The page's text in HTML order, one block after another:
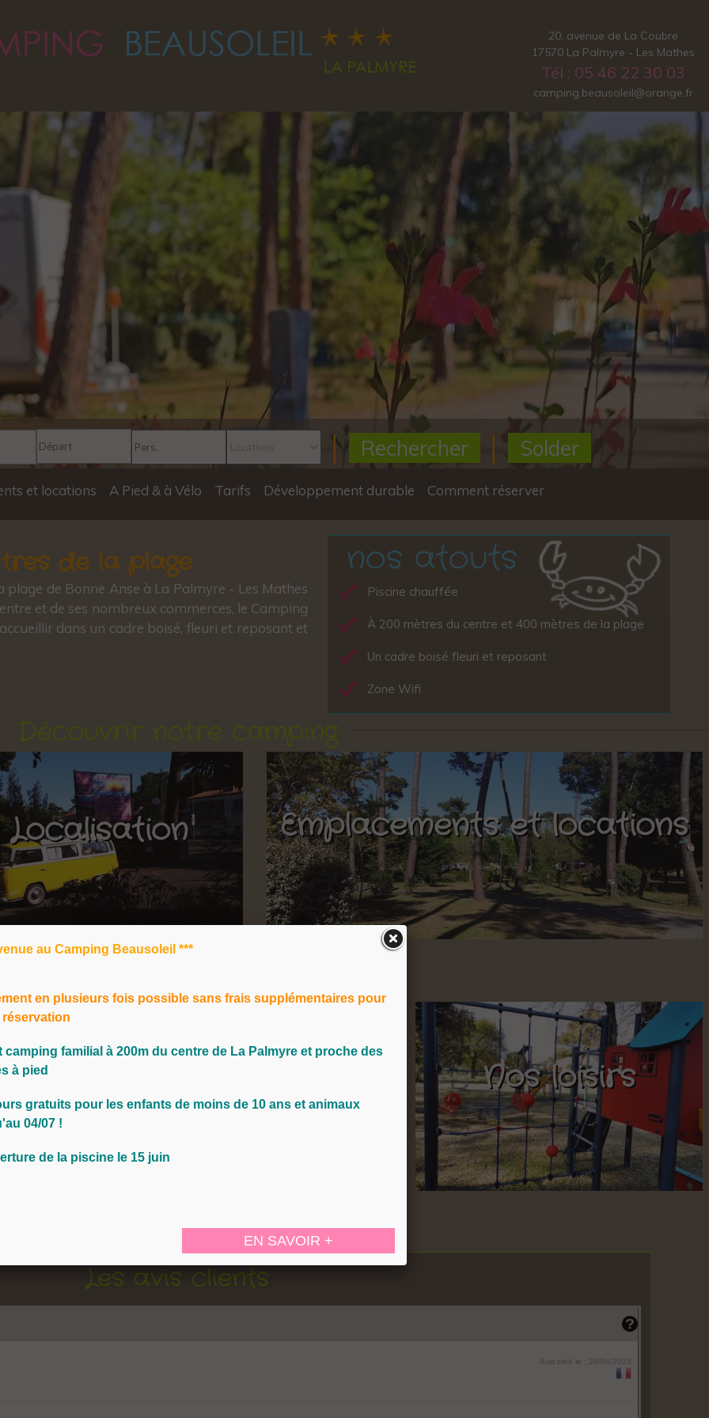
Rechercher Solder
20, avenue de La Coubre
17570 La Palmyre - Les Mathes
Tél : 05 46 22 30 03
camping.beausoleil@orange.fr
et locations A Pied & à Vélo Tarifs Développement durable Comment réserver
de la plage
de Bonne Anse à La Palmyre - Les Mathes
et de ses nombreux commerces, le Camping
dans un cadre boisé, fleuri et reposant et
à pied ou à vélo de la plage, des sentiers de
des restaurants et des nombreuses animations
bungalows à La Palmyre
pour tente, caravane ou camping-car
de camper en toute tranquillité.
et nosbungalows toilés
vous offrant un
5 personnes.
pataugeoire, mini-club enfants, aire de jeux,
à La Palmyre, posez vos valises et oubliez
tout se fait à pied ou à vélo : la plage, le marché,
estivales...
de pistes cyclables sous les pins Le Zoo de La
de merveilleux souvenirs de vacances.
nos atouts
Piscine chauffée
À 200 mètres du centre et 400 mètres de la plage
Un cadre boisé fleuri et reposant
Zone Wifi
Découvrir notre camping
Localisation Emplacements et locations
Nos loisirs
Les avis clients
au Camping Beausoleil ***
en plusieurs fois possible sans frais supplémentaires pour
camping familial à 200m du centre de La Palmyre et proche des
à pied
gratuits pour les enfants de moins de 10 ans et animaux
04/07 !
de la piscine le 15 juin
EN SAVOIR +